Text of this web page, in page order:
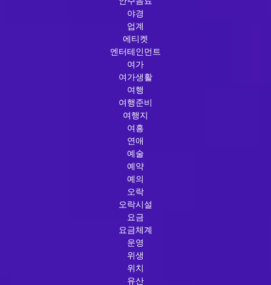
야경
업계
에티켓
엔터테인먼트
여가
여가생활
여행
여행준비
여행지
여흥
연애
예술
예약
예의
오락
오락시설
요금
요금체계
운영
위생
위치
유산